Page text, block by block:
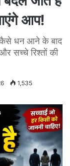
आप!
कैसे धन आने के बाद
सच्चे रिश्तों की
1,535